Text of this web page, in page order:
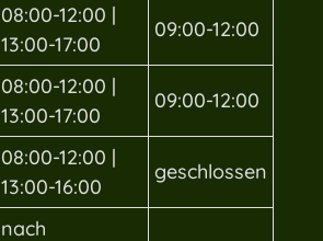
08:00-12:00 |
13:00-17:00
09:00-12:00
08:00-12:00 |
13:00-17:00
09:00-12:00
08:00-12:00 |
13:00-16:00
geschlossen
nach